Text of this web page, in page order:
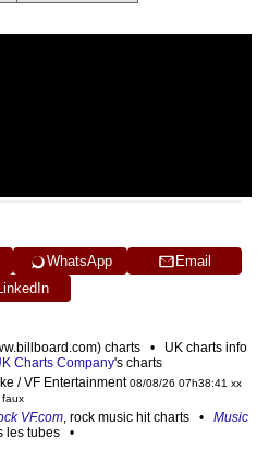
WhatsApp
Email
charts • UK charts info
Charts Company's charts
/ VF Entertainment08/08/26 07h38:41 xx
faux
VF.com, rock music hit charts • Music
les tubes •